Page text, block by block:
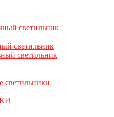
светильник
светильник
светильник
светильники